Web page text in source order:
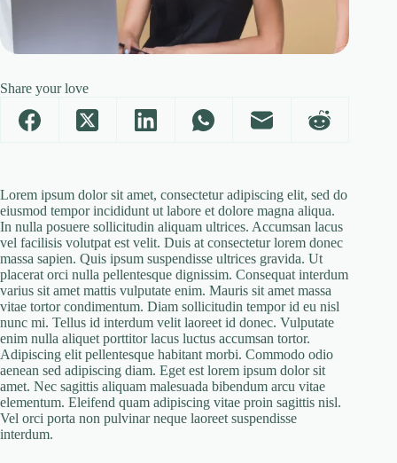
Share your love
Lorem ipsum dolor sit amet, consectetur adipiscing elit, sed do
eiusmod tempor incididunt ut labore et dolore magna aliqua.
In nulla posuere sollicitudin aliquam ultrices. Accumsan lacus
vel facilisis volutpat est velit. Duis at consectetur lorem donec
massa sapien. Quis ipsum suspendisse ultrices gravida. Ut
placerat orci nulla pellentesque dignissim. Consequat interdum
varius sit amet mattis vulputate enim. Mauris sit amet massa
vitae tortor condimentum. Diam sollicitudin tempor id eu nisl
nunc mi. Tellus id interdum velit laoreet id donec. Vulputate
enim nulla aliquet porttitor lacus luctus accumsan tortor.
Adipiscing elit pellentesque habitant morbi. Commodo odio
aenean sed adipiscing diam. Eget est lorem ipsum dolor sit
amet. Nec sagittis aliquam malesuada bibendum arcu vitae
elementum. Eleifend quam adipiscing vitae proin sagittis nisl.
Vel orci porta non pulvinar neque laoreet suspendisse
interdum.